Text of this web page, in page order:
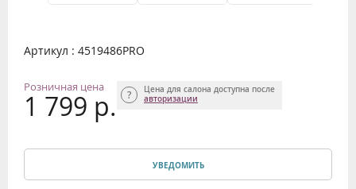
Артикул : 4519486PRO
Розничная цена
1 799 р.
Цена для салона доступна после
авторизации
УВЕДОМИТЬ